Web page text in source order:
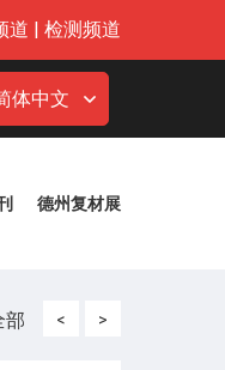
道 | 检测频道
体中文
德州复材展
部 < >